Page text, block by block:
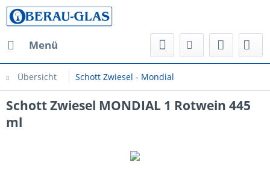
Menü
Übersicht Schott Zwiesel - Mondial
Schott Zwiesel MONDIAL 1 Rotwein 445
ml